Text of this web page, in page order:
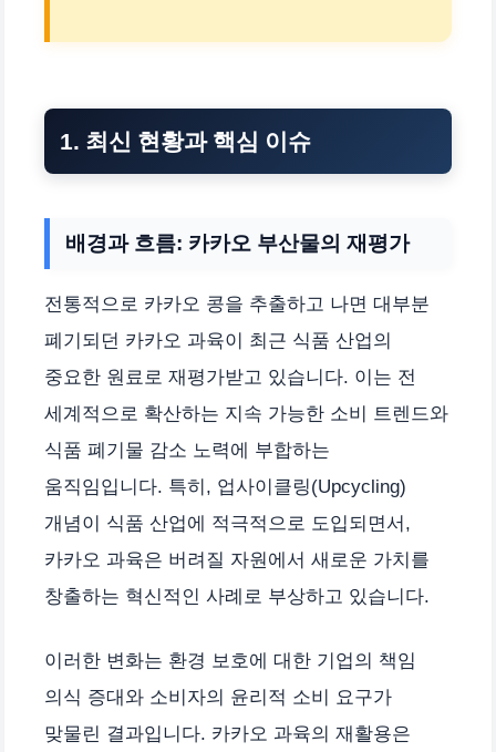
1. 최신 현황과 핵심 이슈
배경과 흐름: 카카오 부산물의 재평가
전통적으로 카카오 콩을 추출하고 나면 대부분
폐기되던 카카오 과육이 최근 식품 산업의
중요한 원료로 재평가받고 있습니다. 이는 전
세계적으로 확산하는 지속 가능한 소비 트렌드와
식품 폐기물 감소 노력에 부합하는
움직임입니다. 특히, 업사이클링(Upcycling)
개념이 식품 산업에 적극적으로 도입되면서,
카카오 과육은 버려질 자원에서 새로운 가치를
창출하는 혁신적인 사례로 부상하고 있습니다.
이러한 변화는 환경 보호에 대한 기업의 책임
의식 증대와 소비자의 윤리적 소비 요구가
맞물린 결과입니다. 카카오 과육의 재활용은